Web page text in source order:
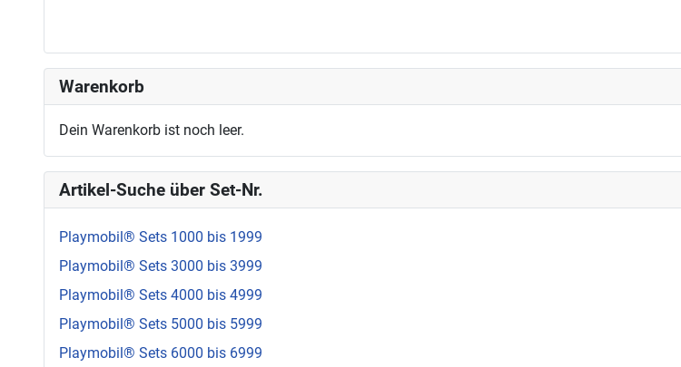
Warenkorb
Dein Warenkorb ist noch leer.
Artikel-Suche über Set-Nr.
Playmobil® Sets 1000 bis 1999
Playmobil® Sets 3000 bis 3999
Playmobil® Sets 4000 bis 4999
Playmobil® Sets 5000 bis 5999
Playmobil® Sets 6000 bis 6999